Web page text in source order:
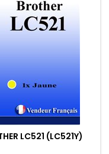
LC521 (LC521Y)